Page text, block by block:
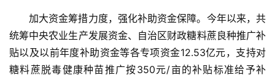
加大资金筹措力度，强化补助资金保障。今年以来，共
统筹中央农业生产发展资金、自治区财政糖料蔗良种推广补
贴以及以前年度补助资金等各专项资金12.53亿元，支持对
糖料蔗脱毒健康种苗推广按350元/亩的补贴标准给予补